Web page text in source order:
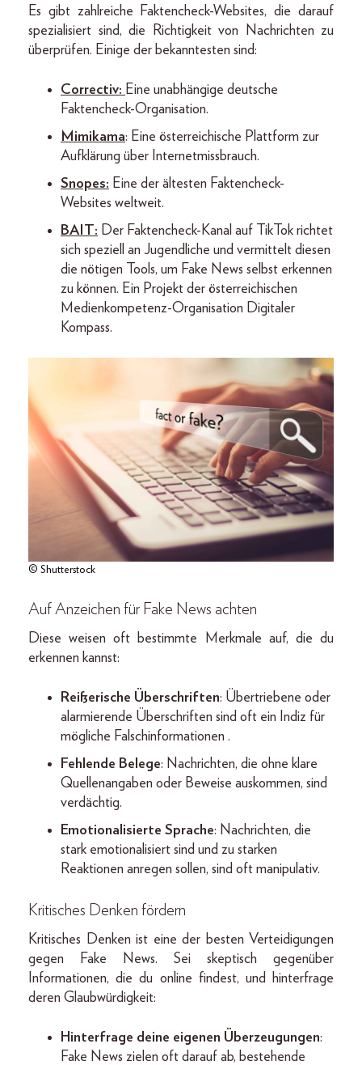
Es gibt zahlreiche Faktencheck-Websites, die darauf
spezialisiert sind, die Richtigkeit von Nachrichten zu
überprüfen. Einige der bekanntesten sind:
Correctiv: Eine unabhängige deutsche
Faktencheck-Organisation.
Mimikama: Eine österreichische Plattform zur
Aufklärung über Internetmissbrauch.
Snopes: Eine der ältesten Faktencheck-
Websites weltweit.
BAIT: Der Faktencheck-Kanal auf TikTok richtet
sich speziell an Jugendliche und vermittelt diesen
die nötigen Tools, um Fake News selbst erkennen
zu können. Ein Projekt der österreichischen
Medienkompetenz-Organisation Digitaler
Kompass.
© Shutterstock
Auf Anzeichen für Fake News achten
Diese weisen oft bestimmte Merkmale auf, die du
erkennen kannst:
Reißerische Überschriften: Übertriebene oder
alarmierende Überschriften sind oft ein Indiz für
mögliche Falschinformationen .
Fehlende Belege: Nachrichten, die ohne klare
Quellenangaben oder Beweise auskommen, sind
verdächtig.
Emotionalisierte Sprache: Nachrichten, die
stark emotionalisiert sind und zu starken
Reaktionen anregen sollen, sind oft manipulativ.
Kritisches Denken fördern
Kritisches Denken ist eine der besten Verteidigungen
gegen Fake News. Sei skeptisch gegenüber
Informationen, die du online findest, und hinterfrage
deren Glaubwürdigkeit:
Hinterfrage deine eigenen Überzeugungen:
Fake News zielen oft darauf ab, bestehende